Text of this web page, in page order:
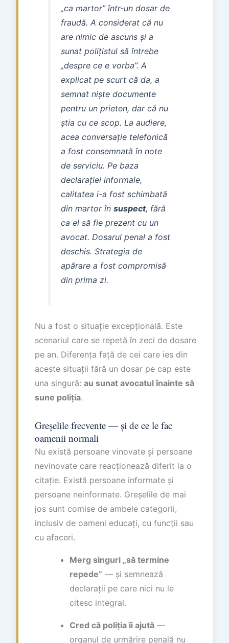
„ca martor” într-un dosar de
fraudă. A considerat că nu
are nimic de ascuns și a
sunat polițistul să întrebe
„despre ce e vorba”. A
explicat pe scurt că da, a
semnat niște documente
pentru un prieten, dar că nu
știa cu ce scop. La audiere,
acea conversație telefonică
a fost consemnată în note
de serviciu. Pe baza
declarației informale,
calitatea i-a fost schimbată
din martor însuspect, fără
ca el să fie prezent cu un
avocat. Dosarul penal a fost
deschis. Strategia de
apărare a fost compromisă
din prima zi.
Nu a fost o situație excepțională. Este
scenariul care se repetă în zeci de dosare
pe an. Diferența față de cei care ies din
aceste situații fără un dosar pe cap este
una singură: au sunat avocatul înainte să
sune poliția.
Greșelile frecvente — și de ce le fac
oamenii normali
Nu există persoane vinovate și persoane
nevinovate care reacționează diferit la o
citație. Există persoane informate și
persoane neinformate. Greșelile de mai
jos sunt comise de ambele categorii,
inclusiv de oameni educați, cu funcții sau
cu afaceri.
Merg singuri „să termine
repede” — și semnează
declarații pe care nici nu le
citesc integral.
Cred că poliția îi ajută —
organul de urmărire penală nu